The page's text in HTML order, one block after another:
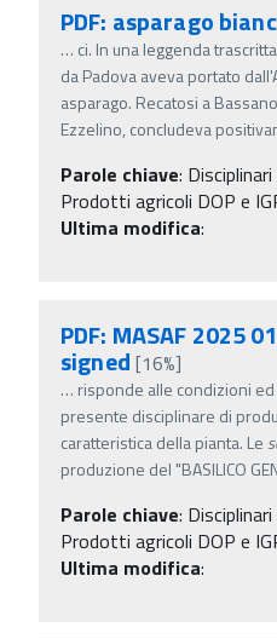
PDF: asparago
… ci. In una leggenda
da Padova aveva portato
asparago. Recatosi a
Ezzelino, concludeva
Parole chiave:
Prodotti agricoli DOP e
Ultima modifica:
PDF: MASAF 2025
signed [16%]
… risponde alle condizioni
presente disciplinare di
caratteristica della pianta. Le
produzione del "BASILICO
Parole chiave:
Prodotti agricoli DOP e
Ultima modifica: